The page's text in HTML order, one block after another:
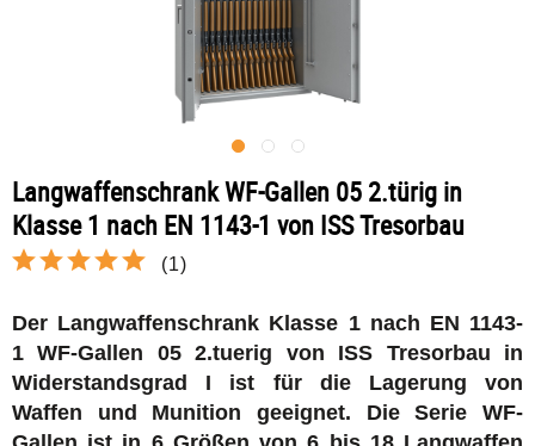
Langwaffenschrank WF-Gallen 05 2.türig in
Klasse 1 nach EN 1143-1 von ISS Tresorbau
(1)
Der Langwaffenschrank Klasse 1 nach EN 1143-
1 WF-Gallen 05 2.tuerig von ISS Tresorbau in
Widerstandsgrad I ist für die Lagerung von
Waffen und Munition geeignet. Die Serie WF-